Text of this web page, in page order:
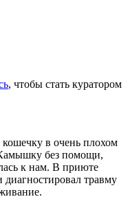
, чтобы стать куратором
в очень плохом
без помощи,
к нам. В приюте
травму